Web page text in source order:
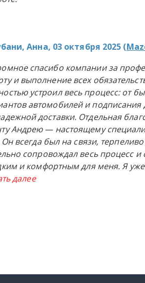
Анна, 03 октября 2025 (
спасибо компании за
и выполнение всех
устроил весь процесс: от
автомобилей и подписания
доставки. Отдельная
Андрею — настоящему
всегда был на связи,
сопровождал весь процесс и
и комфортным для меня. Я
далее